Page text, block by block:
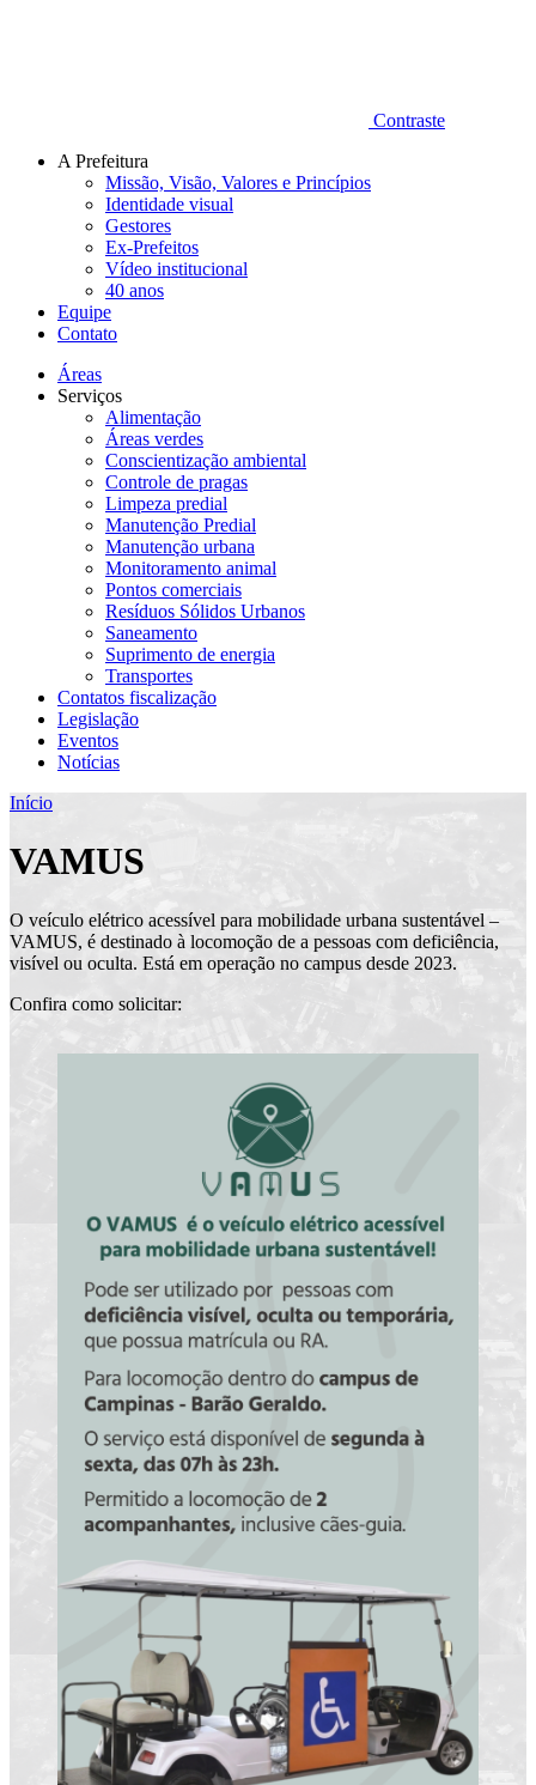
Contraste
A Prefeitura
Missão, Visão, Valores e Princípios
Identidade visual
Gestores
Ex-Prefeitos
Vídeo institucional
40 anos
Equipe
Contato
Áreas
Serviços
Alimentação
Áreas verdes
Conscientização ambiental
Controle de pragas
Limpeza predial
Manutenção Predial
Manutenção urbana
Monitoramento animal
Pontos comerciais
Resíduos Sólidos Urbanos
Saneamento
Suprimento de energia
Transportes
Contatos fiscalização
Legislação
Eventos
Notícias
Início
VAMUS
O veículo elétrico acessível para mobilidade urbana sustentável –
VAMUS, é destinado à locomoção de a pessoas com deficiência,
visível ou oculta. Está em operação no campus desde 2023.
Confira como solicitar: